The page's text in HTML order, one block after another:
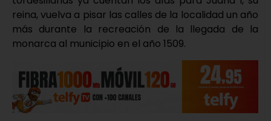
reina, vuelva a pisar las calles de la localidad un año
más durante la recreación de la llegada de la
monarca al municipio en el año 1509.